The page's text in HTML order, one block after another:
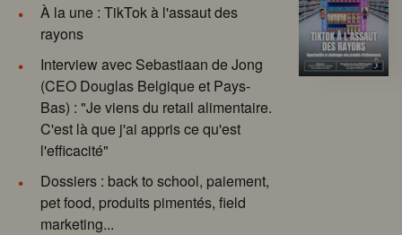
À la une : TikTok à l'assaut des
rayons
Interview avec Sebastiaan de Jong
(CEO Douglas Belgique et Pays-
Bas) : "Je viens du retail alimentaire.
C'est là que j'ai appris ce qu'est
l'efficacité"
Dossiers : back to school, paiement,
pet food, produits pimentés, field
marketing...